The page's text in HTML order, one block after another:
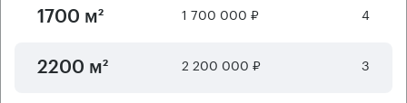
1700 м² 1 700 000 ₽ 4
2200 м² 2 200 000 ₽ 3